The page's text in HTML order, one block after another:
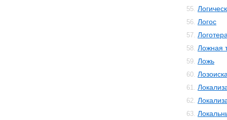
55.
56. Логос
57.
58. Ложная
59. Ложь
60.
61.
62.
63.